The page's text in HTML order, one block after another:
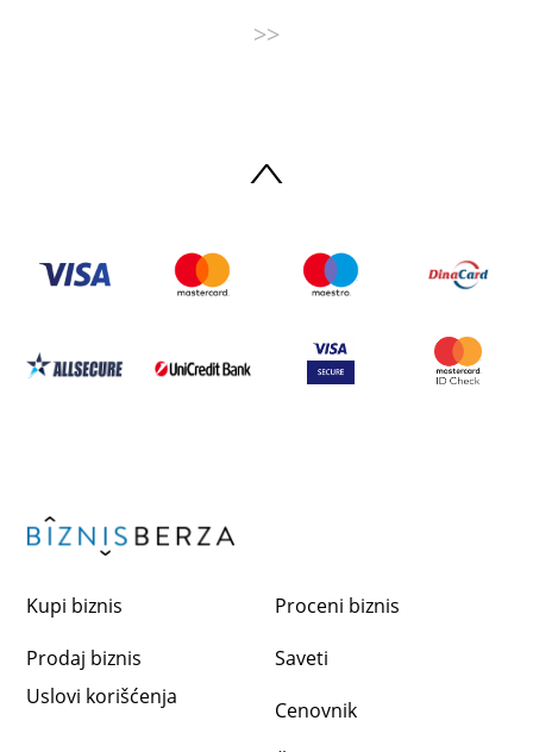
>>
Kupi biznis
Prodaj biznis
Proceni biznis
Saveti
Uslovi korišćenja
Cenovnik